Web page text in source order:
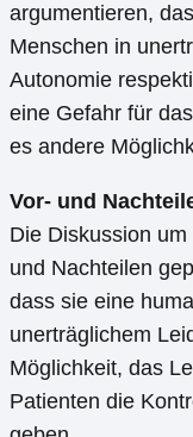
argumentieren,
Menschen in
Autonomie
eine Gefahr für
es andere
Vor- und
Die Diskussion
und Nachteilen
dass sie eine
unerträglichem
Möglichkeit, das
Patienten die